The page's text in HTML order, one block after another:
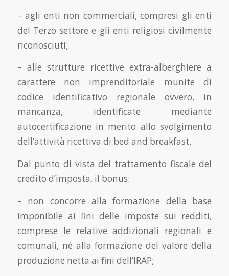
– agli enti non commerciali, compresi gli enti
del Terzo settore e gli enti religiosi civilmente
riconosciuti;
– alle strutture ricettive extra-alberghiere a
carattere non imprenditoriale munite di
codice identificativo regionale ovvero, in
mancanza, identificate mediante
autocertificazione in merito allo svolgimento
dell’attività ricettiva di bed and breakfast.
Dal punto di vista del trattamento fiscale del
credito d’imposta, il bonus:
– non concorre alla formazione della base
imponibile ai fini delle imposte sui redditi,
comprese le relative addizionali regionali e
comunali, né alla formazione del valore della
produzione netta ai fini dell’IRAP;